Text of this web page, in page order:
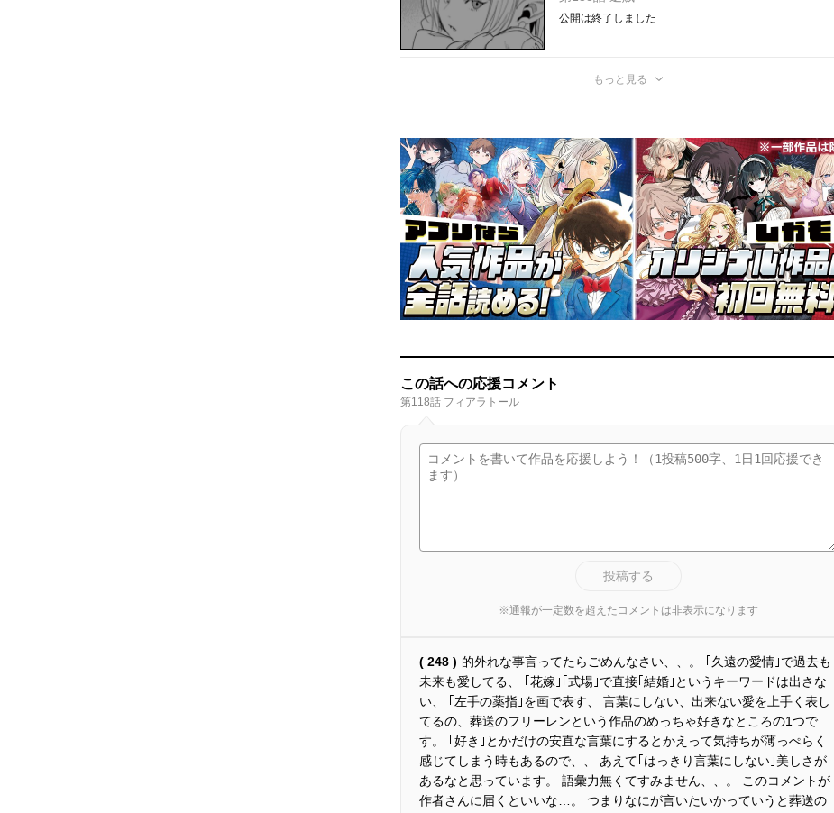
公開は終了しました
もっと見る
この話への応援コメント
第118話 フィアラトール
投稿する
※通報が一定数を超えたコメントは非表示になります
( 248 ) 的外れな事言ってたらごめんなさい、、。 ｢久遠の愛情｣で過去も
未来も愛してる、 ｢花嫁｣｢式場｣で直接｢結婚｣というキーワードは出さな
い、 ｢左手の薬指｣を画で表す、 言葉にしない、出来ない愛を上手く表し
てるの、葬送のフリーレンという作品のめっちゃ好きなところの1つで
す。 ｢好き｣とかだけの安直な言葉にするとかえって気持ちが薄っぺらく
感じてしまう時もあるので、、 あえて｢はっきり言葉にしない｣美しさが
あるなと思っています。 語彙力無くてすみません、、。 このコメントが
作者さんに届くといいな…。 つまりなにが言いたいかっていうと葬送の